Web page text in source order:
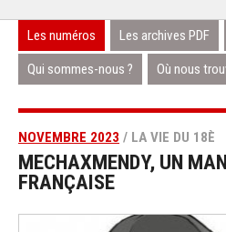
Les numéros Les archives PDF
Qui sommes-nous ? Où nous
NOVEMBRE 2023 / LA VIE DU 18È
MECHAXMENDY, UN
FRANÇAISE